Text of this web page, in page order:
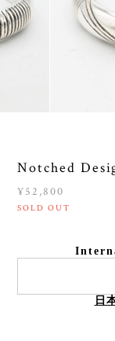
Notched
¥52,800
SOLD OUT
日